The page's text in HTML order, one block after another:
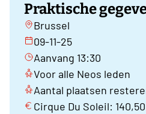
Praktische
Brussel
09-11-25
Aanvang 13:30
Voor alle Neos leden
Aantal plaatsen
Cirque Du Soleil: